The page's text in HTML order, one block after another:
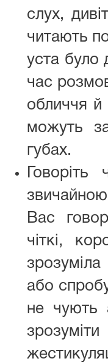
слух,
читають
уста було
час
обличчя й
можуть
губах.
Вас
чіткі,
або
не чують